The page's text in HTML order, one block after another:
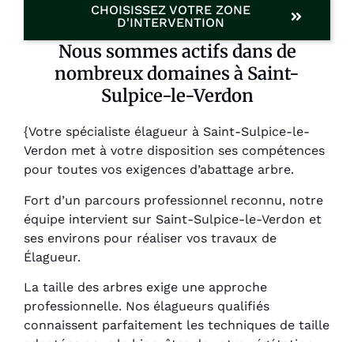
CHOISISSEZ VOTRE ZONE
D'INTERVENTION
Nous sommes actifs dans de
nombreux domaines à Saint-
Sulpice-le-Verdon
{Votre spécialiste élagueur à Saint-Sulpice-le-
Verdon met à votre disposition ses compétences
pour toutes vos exigences d’abattage arbre.
Fort d’un parcours professionnel reconnu, notre
équipe intervient sur Saint-Sulpice-le-Verdon et
ses environs pour réaliser vos travaux de
Élagueur.
La taille des arbres exige une approche
professionnelle. Nos élagueurs qualifiés
connaissent parfaitement les techniques de taille